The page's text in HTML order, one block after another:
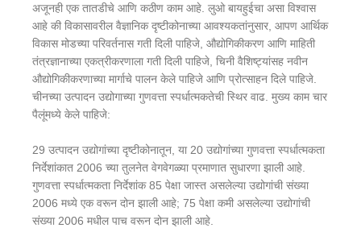
अजूनही एक तातडीचे आणि कठीण काम आहे. लुओ बायहुईचा असा विश्वास
आहे की विकासावरील वैज्ञानिक दृष्टीकोनाच्या आवश्यकतांनुसार, आपण आर्थिक
विकास मोडच्या परिवर्तनास गती दिली पाहिजे, औद्योगिकीकरण आणि माहिती
तंत्रज्ञानाच्या एकत्रीकरणाला गती दिली पाहिजे, चिनी वैशिष्ट्यांसह नवीन
औद्योगिकीकरणाच्या मार्गाचे पालन केले पाहिजे आणि प्रोत्साहन दिले पाहिजे.
चीनच्या उत्पादन उद्योगाच्या गुणवत्ता स्पर्धात्मकतेची स्थिर वाढ. मुख्य काम चार
पैलूंमध्ये केले पाहिजे:
29 उत्पादन उद्योगांच्या दृष्टीकोनातून, या 20 उद्योगांच्या गुणवत्ता स्पर्धात्मकता
निर्देशांकात 2006 च्या तुलनेत वेगवेगळ्या प्रमाणात सुधारणा झाली आहे.
गुणवत्ता स्पर्धात्मकता निर्देशांक 85 पेक्षा जास्त असलेल्या उद्योगांची संख्या
2006 मध्ये एक वरून दोन झाली आहे; 75 पेक्षा कमी असलेल्या उद्योगांची
संख्या 2006 मधील पाच वरून दोन झाली आहे.